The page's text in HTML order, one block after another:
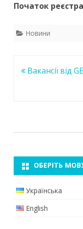
Початок р
Новини
Навігація
Вакансії від
ОБЕРІТЬ
Українська
English